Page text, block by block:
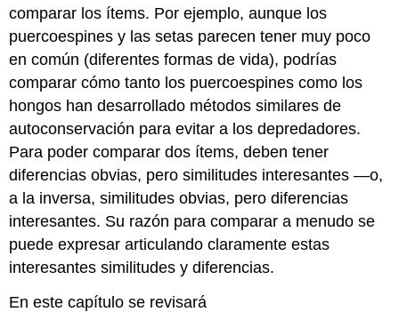
comparar los ítems. Por ejemplo, aunque los
puercoespines y las setas parecen tener muy poco
en común (diferentes formas de vida), podrías
comparar cómo tanto los puercoespines como los
hongos han desarrollado métodos similares de
autoconservación para evitar a los depredadores.
Para poder comparar dos ítems, deben tener
diferencias obvias, pero similitudes interesantes —o,
a la inversa, similitudes obvias, pero diferencias
interesantes. Su razón para comparar a menudo se
puede expresar articulando claramente estas
interesantes similitudes y diferencias.
En este capítulo se revisará